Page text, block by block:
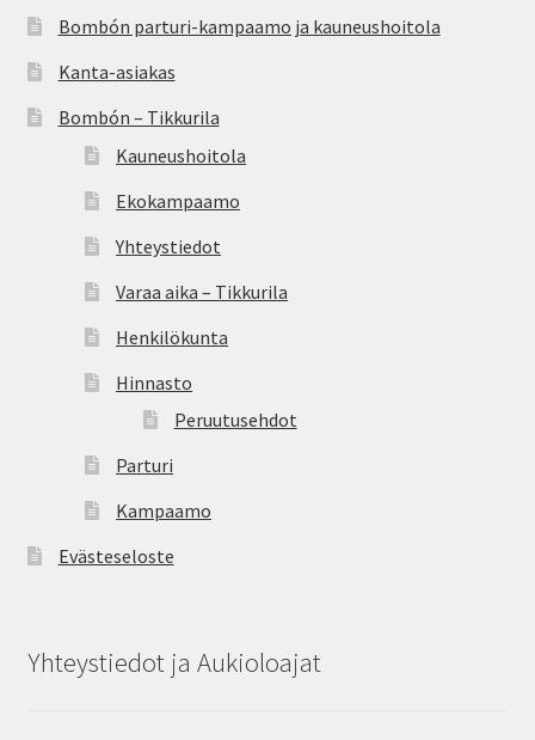
Kauppa
Kassa
Toimitusehdot
Oma tili
Kanta-asiakas
Evästeseloste
Tietosuojaseloste
Bombón parturi-kampaamo ja kauneushoitola
Kanta-asiakas
Bombón – Tikkurila
Kauneushoitola
Ekokampaamo
Yhteystiedot
Varaa aika – Tikkurila
Henkilökunta
Hinnasto
Peruutusehdot
Parturi
Kampaamo
Evästeseloste
Yhteystiedot ja Aukioloajat